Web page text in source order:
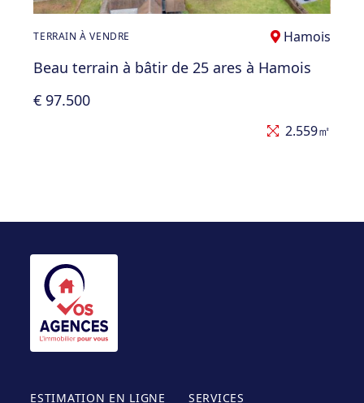
TERRAIN À VENDRE Hamois
Beau terrain à bâtir de 25 ares à Hamois
€ 97.500
2.559㎡
ESTIMATION EN LIGNE SERVICES